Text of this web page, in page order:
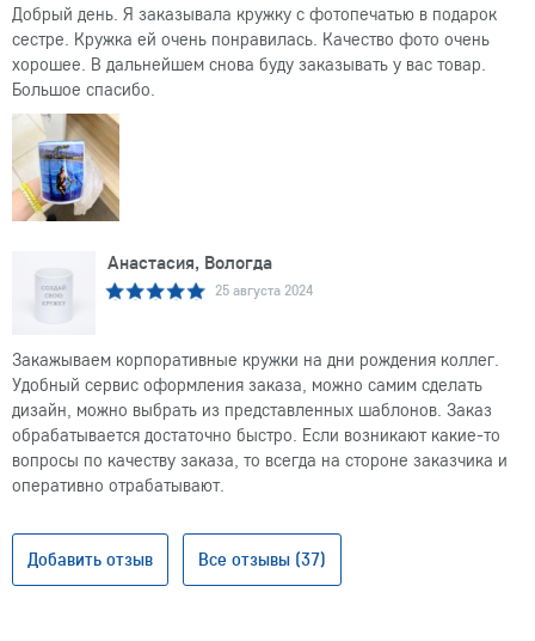
Добрый день. Я заказывала кружку с фотопечатью в подарок
сестре. Кружка ей очень понравилась. Качество фото очень
хорошее. В дальнейшем снова буду заказывать у вас товар.
Большое спасибо.
Анастасия, Вологда
25 августа 2024
Закажываем корпоративные кружки на дни рождения коллег.
Удобный сервис оформления заказа, можно самим сделать
дизайн, можно выбрать из представленных шаблонов. Заказ
обрабатывается достаточно быстро. Если возникают какие-то
вопросы по качеству заказа, то всегда на стороне заказчика и
оперативно отрабатывают.
Добавить отзыв Все отзывы (37)